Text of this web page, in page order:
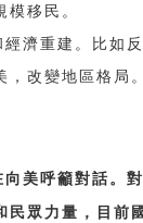
移民。
濟重建。比如
改變地區格局
美呼籲對話。
民眾力量，目前